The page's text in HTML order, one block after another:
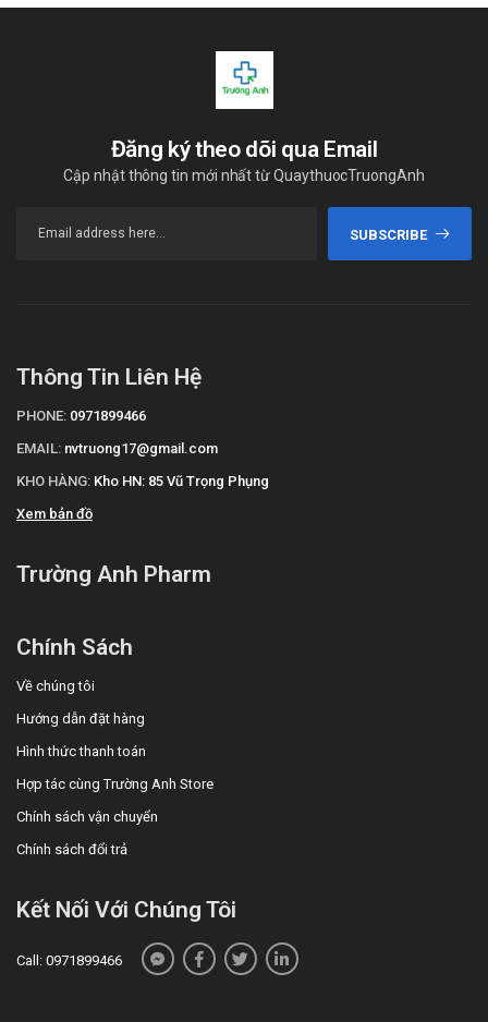
Đăng ký theo dõi qua Email
Cập nhật thông tin mới nhất từ QuaythuocTruongAnh
SUBSCRIBE
Thông Tin Liên Hệ
PHONE: 0971899466
EMAIL: nvtruong17@gmail.com
KHO HÀNG: Kho HN: 85 Vũ Trọng Phụng
Xem bản đồ
Trường Anh Pharm
Chính Sách
Về chúng tôi
Hướng dẫn đặt hàng
Hình thức thanh toán
Hợp tác cùng Trường Anh Store
Chính sách vận chuyển
Chính sách đổi trả
Kết Nối Với Chúng Tôi
Call: 0971899466